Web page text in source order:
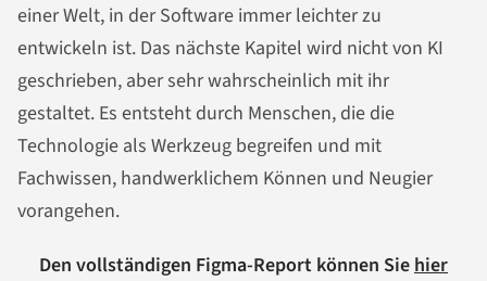
einer Welt, in der Software immer leichter zu
entwickeln ist. Das nächste Kapitel wird nicht von KI
geschrieben, aber sehr wahrscheinlich mit ihr
gestaltet. Es entsteht durch Menschen, die die
Technologie als Werkzeug begreifen und mit
Fachwissen, handwerklichem Können und Neugier
vorangehen.
Den vollständigen Figma-Report können Sie hier